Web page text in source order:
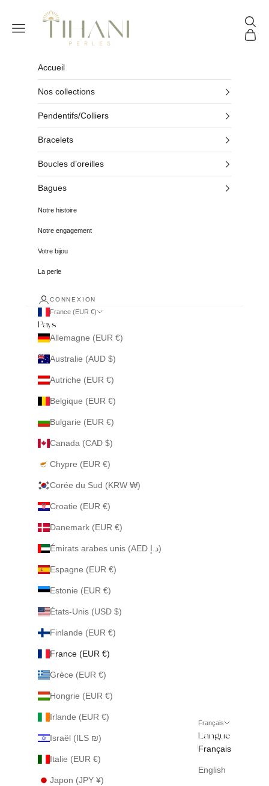
Tihani Perles
Menu
Panier
Accueil
Nos collections
Pendentifs/Colliers
Bracelets
Boucles d’oreilles
Bagues
Notre histoire
Notre engagement
Votre bijou
La perle
CONNEXION
France (EUR €)
Pays
Allemagne (EUR €)
Australie (AUD $)
Autriche (EUR €)
Belgique (EUR €)
Bulgarie (EUR €)
Canada (CAD $)
Chypre (EUR €)
Corée du Sud (KRW ₩)
Croatie (EUR €)
Danemark (EUR €)
Émirats arabes unis (AED د.إ)
Espagne (EUR €)
Estonie (EUR €)
États-Unis (USD $)
Finlande (EUR €)
France (EUR €)
Grèce (EUR €)
Hongrie (EUR €)
Irlande (EUR €)
Israël (ILS ₪)
Italie (EUR €)
Japon (JPY ¥)
Français
Langue
Français
English